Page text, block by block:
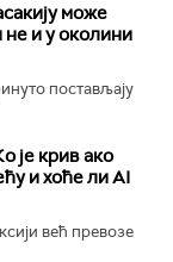
може
и у околини
постављају
је крив ако
и хоће ли AI
већ превозе